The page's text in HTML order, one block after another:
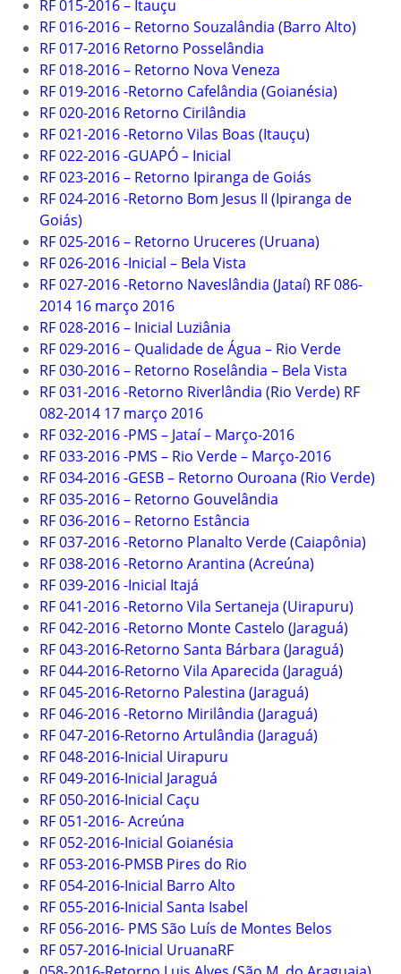
RF 015-2016 – Itauçu
RF 016-2016 – Retorno Souzalândia (Barro Alto)
RF 017-2016 Retorno Posselândia
RF 018-2016 – Retorno Nova Veneza
RF 019-2016 -Retorno Cafelândia (Goianésia)
RF 020-2016 Retorno Cirilândia
RF 021-2016 -Retorno Vilas Boas (Itauçu)
RF 022-2016 -GUAPÓ – Inicial
RF 023-2016 – Retorno Ipiranga de Goiás
RF 024-2016 -Retorno Bom Jesus II (Ipiranga de
Goiás)
RF 025-2016 – Retorno Uruceres (Uruana)
RF 026-2016 -Inicial – Bela Vista
RF 027-2016 -Retorno Naveslândia (Jataí) RF 086-
2014 16 março 2016
RF 028-2016 – Inicial Luziânia
RF 029-2016 – Qualidade de Água – Rio Verde
RF 030-2016 – Retorno Roselândia – Bela Vista
RF 031-2016 -Retorno Riverlândia (Rio Verde) RF
082-2014 17 março 2016
RF 032-2016 -PMS – Jataí – Março-2016
RF 033-2016 -PMS – Rio Verde – Março-2016
RF 034-2016 -GESB – Retorno Ouroana (Rio Verde)
RF 035-2016 – Retorno Gouvelândia
RF 036-2016 – Retorno Estância
RF 037-2016 -Retorno Planalto Verde (Caiapônia)
RF 038-2016 -Retorno Arantina (Acreúna)
RF 039-2016 -Inicial Itajá
RF 041-2016 -Retorno Vila Sertaneja (Uirapuru)
RF 042-2016 -Retorno Monte Castelo (Jaraguá)
RF 043-2016-Retorno Santa Bárbara (Jaraguá)
RF 044-2016-Retorno Vila Aparecida (Jaraguá)
RF 045-2016-Retorno Palestina (Jaraguá)
RF 046-2016 -Retorno Mirilândia (Jaraguá)
RF 047-2016-Retorno Artulândia (Jaraguá)
RF 048-2016-Inicial Uirapuru
RF 049-2016-Inicial Jaraguá
RF 050-2016-Inicial Caçu
RF 051-2016- Acreúna
RF 052-2016-Inicial Goianésia
RF 053-2016-PMSB Pires do Rio
RF 054-2016-Inicial Barro Alto
RF 055-2016-Inicial Santa Isabel
RF 056-2016- PMS São Luís de Montes Belos
RF 057-2016-Inicial UruanaRF